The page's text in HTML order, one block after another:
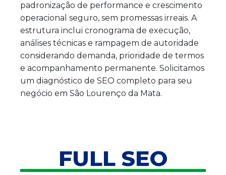
padronização de performance e crescimento
operacional seguro, sem promessas irreais. A
estrutura inclui cronograma de execução,
análises técnicas e rampagem de autoridade
considerando demanda, prioridade de termos
e acompanhamento permanente. Solicitamos
um diagnóstico de SEO completo para seu
negócio em São Lourenço da Mata.
FULL SEO